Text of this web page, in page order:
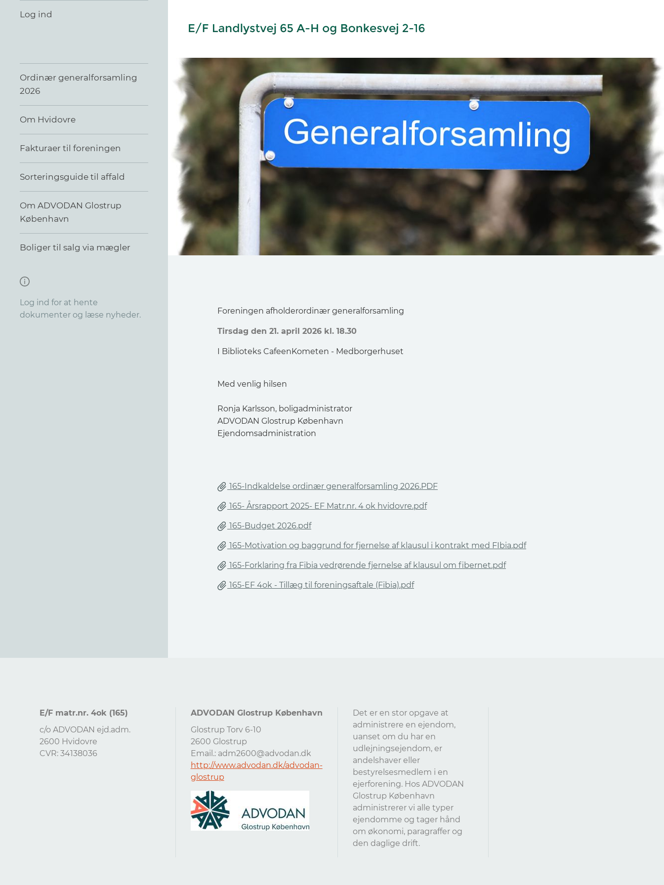
Log ind
Ordinær generalforsamling
2026
Om Hvidovre
Fakturaer til foreningen
Sorteringsguide til affald
Om ADVODAN Glostrup
København
Boliger til salg via mægler
Log ind for at hente
dokumenter og læse nyheder.
Foreningen afholderordinær generalforsamling
Tirsdag den 21. april 2026 kl. 18.30
I Biblioteks CafeenKometen - Medborgerhuset
Med venlig hilsen
Ronja Karlsson, boligadministrator
ADVODAN Glostrup København
Ejendomsadministration
165-Indkaldelse ordinær generalforsamling 2026.PDF
165- Årsrapport 2025- EF Matr.nr. 4 ok hvidovre.pdf
165-Budget 2026.pdf
165-Motivation og baggrund for fjernelse af klausul i kontrakt med FIbia.pdf
165-Forklaring fra Fibia vedrørende fjernelse af klausul om fibernet.pdf
165-EF 4ok - Tillæg til foreningsaftale (Fibia).pdf
E/F matr.nr. 4ok (165)
c/o ADVODAN ejd.adm.
2600 Hvidovre
CVR: 34138036
ADVODAN Glostrup København
Glostrup Torv 6-10
2600 Glostrup
Email.: adm2600@advodan.dk
http://www.advodan.dk/advodan-
glostrup
Det er en stor opgave at
administrere en ejendom,
uanset om du har en
udlejningsejendom, er
andelshaver eller
bestyrelsesmedlem i en
ejerforening. Hos ADVODAN
Glostrup København
administrerer vi alle typer
ejendomme og tager hånd
om økonomi, paragraffer og
den daglige drift.